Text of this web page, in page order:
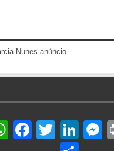
WhatsApp
Twitter